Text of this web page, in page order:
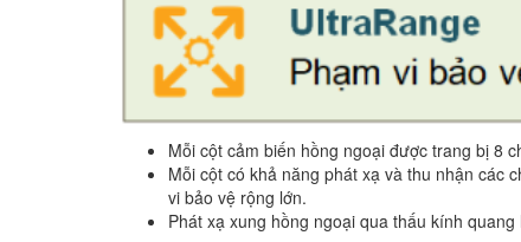
Mỗi cột cảm biến hồng ngoại được trang bị 8
Mỗi cột có khả năng phát xạ và thu nhận các
vi bảo vệ rộng lớn.
Phát xạ xung hồng ngoại qua thấu kính